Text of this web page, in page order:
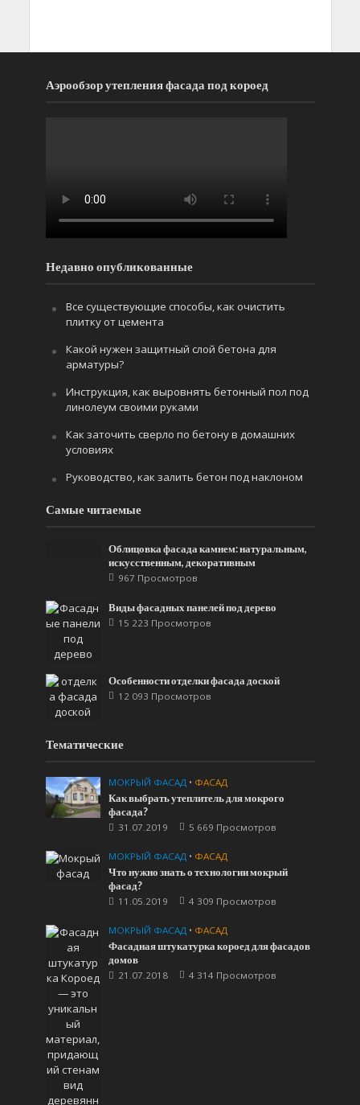
Аэрообзор утепления фасада под короед
Недавно опубликованные
Все существующие способы, как очистить
плитку от цемента
Какой нужен защитный слой бетона для
арматуры?
Инструкция, как выровнять бетонный пол под
линолеум своими руками
Как заточить сверло по бетону в домашних
условиях
Руководство, как залить бетон под наклоном
Самые читаемые
Облицовка фасада камнем: натуральным,
искусственным, декоративным
967 Просмотров
Виды фасадных панелей под дерево
15 223 Просмотров
Особенности отделки фасада доской
12 093 Просмотров
Тематические
МОКРЫЙ ФАСАД • ФАСАД
Как выбрать утеплитель для мокрого
фасада?
31.07.2019
5 669 Просмотров
МОКРЫЙ ФАСАД • ФАСАД
Что нужно знать о технологии мокрый
фасад?
11.05.2019
4 309 Просмотров
МОКРЫЙ ФАСАД • ФАСАД
Фасадная штукатурка короед для фасадов
домов
21.07.2018
4 314 Просмотров